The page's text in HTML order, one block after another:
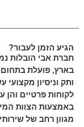
עוברים
זה הזמן לדבר איתנו...
הגיע הזמן לעבור?
חברת אבי הובלות
בארץ, פועלת בתחום
ותק וניסיון מקצועי
לקוחות פרטיים והן
באמצעות הצוות
מגוון רחב של